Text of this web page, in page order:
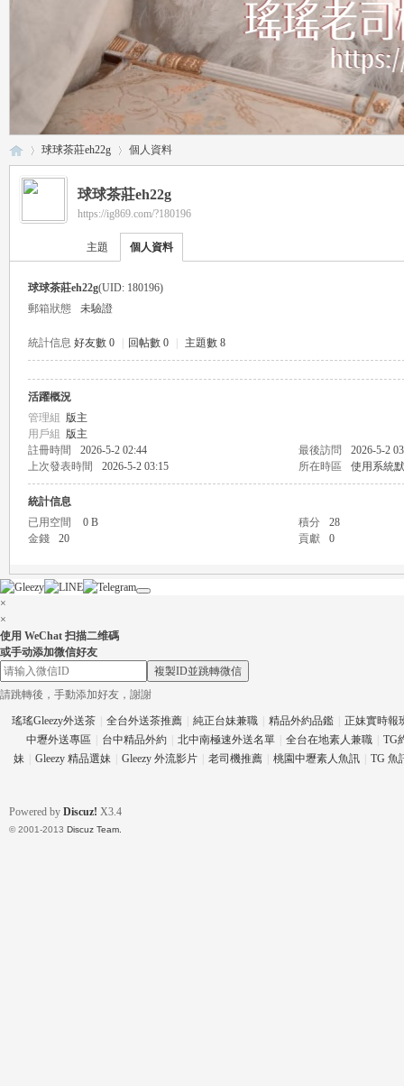
Gl
›
球球茶莊eh22g 個人資料
球球茶莊eh22g
https://ig869.com/?180196
主題 個人資料
球球茶莊eh22g(UID: 180196)
郵箱狀態
未驗證
統計信息 好友數 0 回帖數 0 主題數 8
活躍概況
管理組 版主
用戶組 版主
註冊時間
2026-5-2 02:44 最後訪問
2026-5-2
上次發表時間
2026-5-2 03:15 所在時區 使用系統
統計信息
已用空間
0 B 積分
28
金錢
20 貢獻 0
×
×
使用 WeChat 扫描二维碼
或手动添加微信好友
複製ID並跳轉微信
請跳轉後，手動添加好友，謝謝
瑤瑤Gleezy外送茶 全台外送茶推薦 純正台妹兼職 精品外約品鑑
正妹實時報
中壢外送專區
台中精品外約 北中南極速外送名單 全台在地素人兼職
TG
妹
Gleezy 精品選妹 Gleezy 外流影片 老司機推薦 桃園中壢素人魚訊 TG 魚
Powered by Discuz! X3.4
© 2001-2013 Discuz Team.